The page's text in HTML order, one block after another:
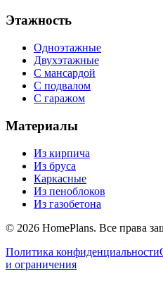
Этажность
Одноэтажные
Двухэтажные
С мансардой
С подвалом
С гаражом
Материалы
Из кирпича
Из бруса
Каркасные
Из пеноблоков
Из газобетона
© 2026 HomePlans. Все права
Политика конфиденциальности
и ограничения